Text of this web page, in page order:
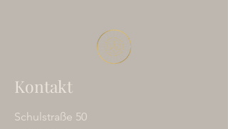
Kontakt
Schulstraße 50